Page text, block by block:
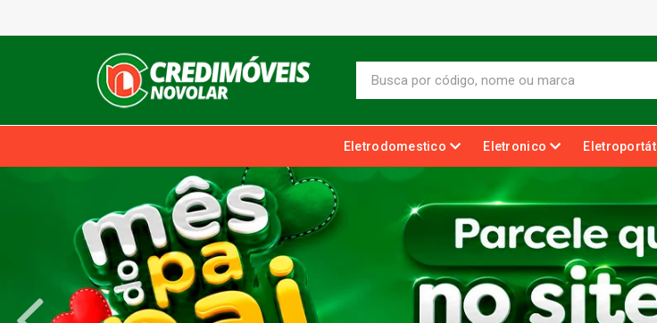
Eletrodomestico Eletronico